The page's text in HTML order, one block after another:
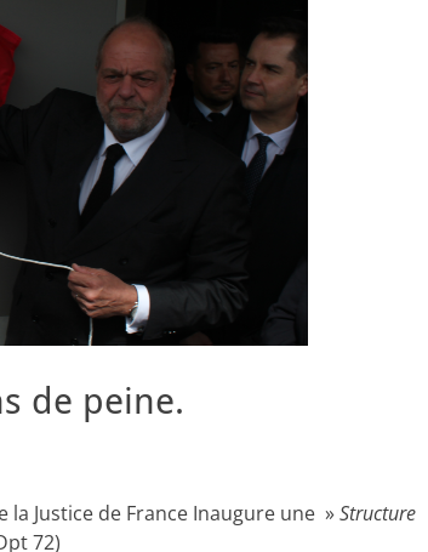
de peine.
Justice de France Inaugure une »Structure
72)